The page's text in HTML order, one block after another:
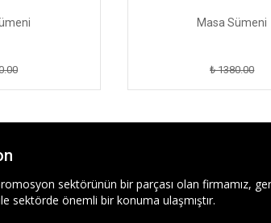
Masa Sümeni
₺ 1380.00
sektörünün bir parçası olan firmamız,
sektörde önemli bir konuma ulaşmıştır.